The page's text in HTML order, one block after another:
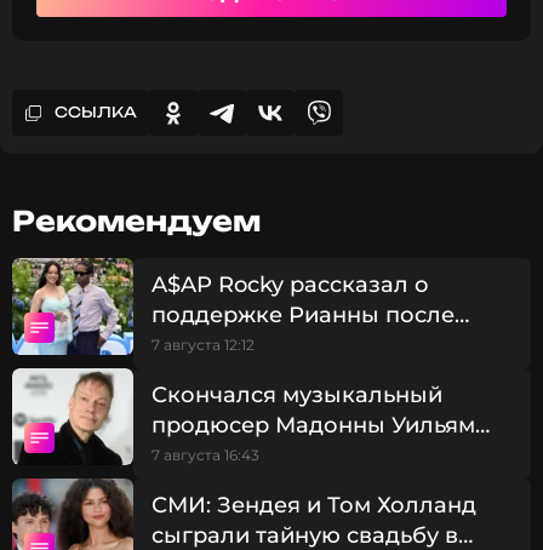
ССЫЛКА
Рекомендуем
A$AP Rocky рассказал о
поддержке Рианны после
смерти отца: «Она всегда была
7 августа 12:12
Скончался музыкальный
продюсер Мадонны Уильям
Орбит
7 августа 16:43
СМИ: Зендея и Том Холланд
сыграли тайную свадьбу в